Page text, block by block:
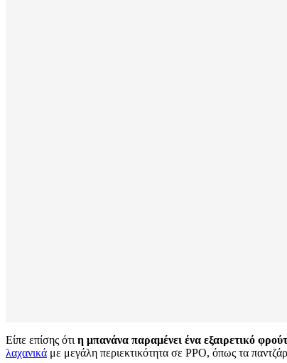
Είπε επίσης ότι η μπανάνα παραμένει ένα εξαιρετικό
λαχανικά με μεγάλη περιεκτικότητα σε PPO, όπως τα